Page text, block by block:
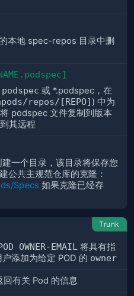
的本地 spec-repos 目录中删
或 *.podspec，在
repos/[REPO] ) 中为
podspec 文件复制到版本
其远程
建一个目录，该目录将保存您
公共主规范仓库的克隆：
Specs 如果克隆已经存
Trunk
OWNER-EMAIL 将具有指
添加为给定 POD 的 owner
回有关 Pod 的信息